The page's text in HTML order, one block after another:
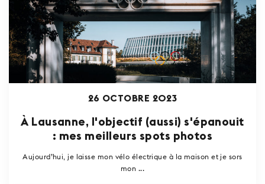
26 OCTOBRE 2023
À Lausanne, l'objectif (aussi) s'épanouit
: mes meilleurs spots photos
Aujourd’hui, je laisse mon vélo électrique à la maison et je sors
mon ...